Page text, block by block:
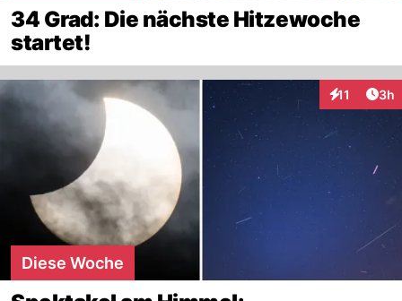
34 Grad: Die nächste Hitzewoche
startet!
11 3h
Diese Woche